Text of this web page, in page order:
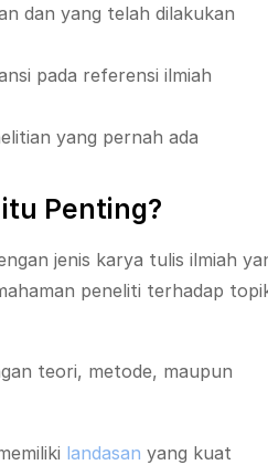
dan yang telah dilakukan
pada referensi ilmiah
yang pernah ada
Penting?
jenis karya tulis ilmiah
peneliti terhadap
teori, metode, maupun
landasan yang kuat